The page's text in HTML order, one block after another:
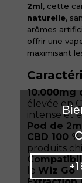
2ml, cette
naturelle,
arômes
offrir une
maximisant
10.000mg
élevée en
intense et
Pod de 2ml
CBD 100
produits
le Wiz Go.